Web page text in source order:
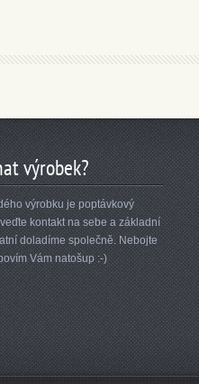
výrobek?
výrobku je poptávkový
kontakt na sebe a základní
doladíme společně. Nebojte
Vám natošup :-)